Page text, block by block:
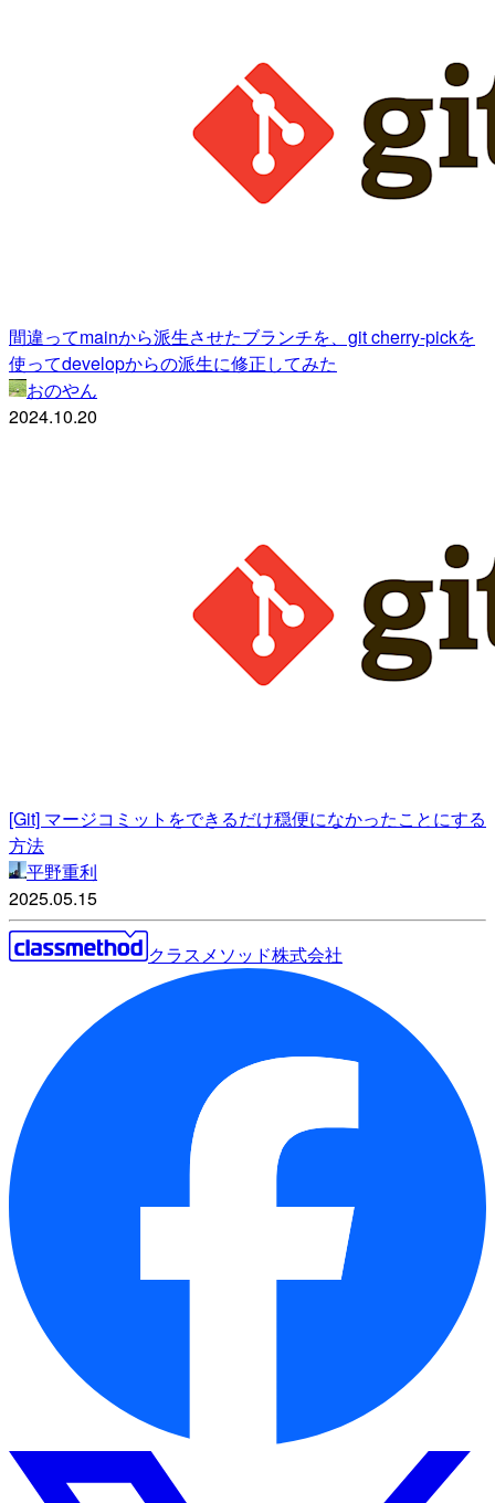
間違ってmainから派生させたブランチを、git cherry-pickを
使ってdevelopからの派生に修正してみた
おのやん
2024.10.20
[Git] マージコミットをできるだけ穏便になかったことにする
方法
平野重利
2025.05.15
クラスメソッド株式会社